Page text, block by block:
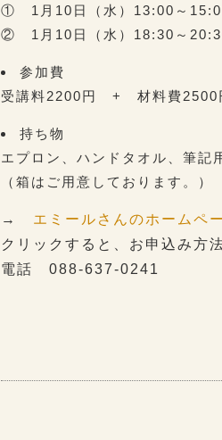
① 1月10日（水）13:00～
② 1月10日（水）18:30～
参加費
受講料2200円 + 材料費2500
持ち物
エプロン、ハンドタオル、筆記
（箱はご用意しております。）
→ エミールさんのホームペ
クリックすると、お申込み方
電話 088-637-0241